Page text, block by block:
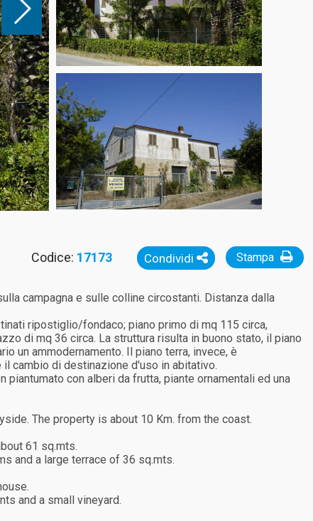
Stampa
Condividi
Codice: 17173
campagna e sulle colline circostanti. Distanza dalla
ripostiglio/fondaco; piano primo di mq 115 circa,
di mq 36 circa. La struttura risulta in buono stato, il piano
un ammodernamento. Il piano terra, invece, è
cambio di destinazione d'uso in abitativo.
con alberi da frutta, piante ornamentali ed una
The property is about 10 Km. from the coast.
61 sq.mts.
and a large terrace of 36 sq.mts.
and a small vineyard.